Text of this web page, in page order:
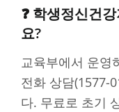
❓ 학생정신건
요?
교육부에서 운영
전화 상담(1577-
다. 무료로 초기